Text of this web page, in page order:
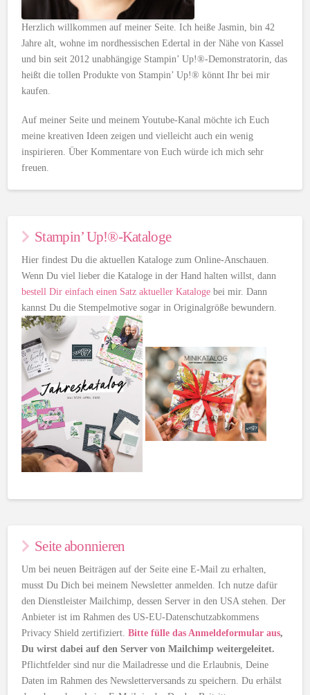
Herzlich willkommen auf meiner Seite. Ich heiße Jasmin, bin 42
Jahre alt, wohne im nordhessischen Edertal in der Nähe von Kassel
und bin seit 2012 unabhängige Stampin’ Up!®-Demonstratorin, das
heißt die tollen Produkte von Stampin’ Up!® könnt Ihr bei mir
kaufen.
Auf meiner Seite und meinem Youtube-Kanal möchte ich Euch
meine kreativen Ideen zeigen und vielleicht auch ein wenig
inspirieren. Über Kommentare von Euch würde ich mich sehr
freuen.
Stampin’ Up!®-Kataloge
Hier findest Du die aktuellen Kataloge zum Online-Anschauen.
Wenn Du viel lieber die Kataloge in der Hand halten willst, dann
bestell Dir einfach einen Satz aktueller Kataloge bei mir. Dann
kannst Du die Stempelmotive sogar in Originalgröße bewundern.
Seite abonnieren
Um bei neuen Beiträgen auf der Seite eine E-Mail zu erhalten,
musst Du Dich bei meinem Newsletter anmelden. Ich nutze dafür
den Dienstleister Mailchimp, dessen Server in den USA stehen. Der
Anbieter ist im Rahmen des US-EU-Datenschutzabkommens
Privacy Shield zertifiziert.Bitte fülle das Anmeldeformular aus,
Du wirst dabei auf den Server von Mailchimp weitergeleitet.
Pflichtfelder sind nur die Mailadresse und die Erlaubnis, Deine
Daten im Rahmen des Newsletterversands zu speichern. Du erhälst